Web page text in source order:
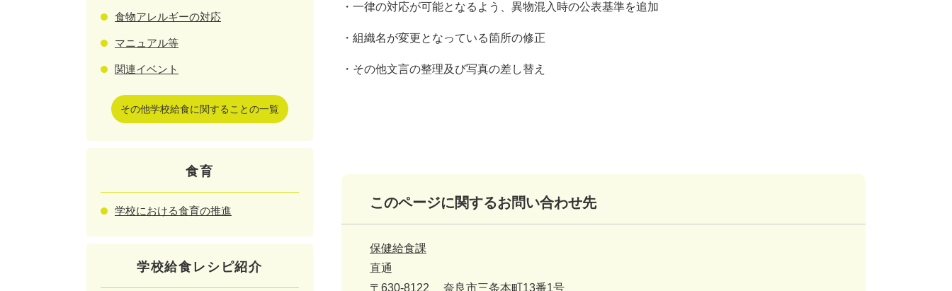
・一律の対応が可能となるよう、異物混入時の公表基準を追加
・組織名が変更となっている箇所の修正
・その他文言の整理及び写真の差し替え
このページに関するお問い合わせ先
保健給食課
直通
〒630-8122
奈良市三条本町13番1号
食物アレルギーの対応
マニュアル等
関連イベント
その他学校給食に関することの一覧
食育
学校における食育の推進
学校給食レシピ紹介